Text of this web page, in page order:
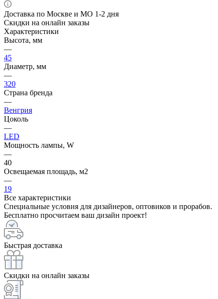
Доставка по Москве и МО 1-2 дня
Скидки на онлайн заказы
Характеристики
Высота, мм
—
45
Диаметр, мм
—
320
Страна бренда
—
Венгрия
Цоколь
—
LED
Мощность лампы, W
—
40
Освещаемая площадь, м2
—
19
Все характеристики
Специальные условия для дизайнеров, оптовиков и прорабов.
Бесплатно просчитаем ваш дизайн проект!
Быстрая доставка
Скидки на онлайн заказы